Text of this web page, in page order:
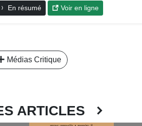
En résumé Voir en ligne
Médias Critique
ARTICLES